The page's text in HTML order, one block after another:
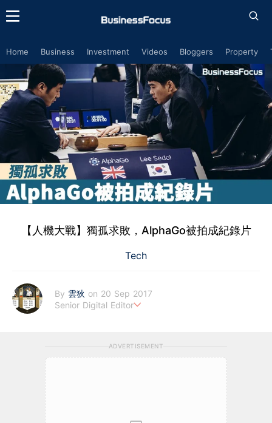
Home Business Investment Videos Bloggers Property
【人機大戰】獨孤求敗，AlphaGo被拍成紀錄片
Tech
By 雲狄 on 20 Sep 2017
Senior Digital Editor
ADVERTISEMENT